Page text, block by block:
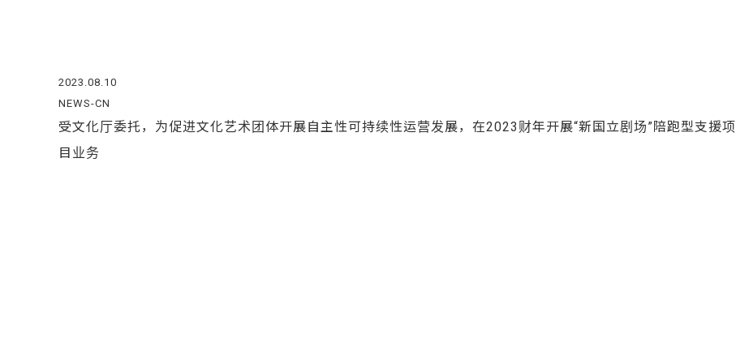
2023.08.10
NEWS-CN
受文化厅委托，为促进文化艺术团体开展自主性可持续性运营发展，在2023财年开展“新国立剧场”陪跑型支援项
目业务